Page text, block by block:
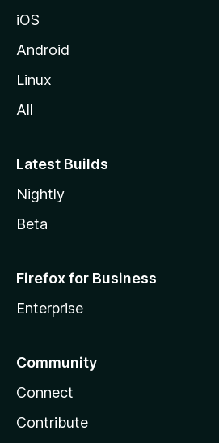
iOS
Android
Linux
All
Latest Builds
Nightly
Beta
Firefox for Business
Enterprise
Community
Connect
Contribute